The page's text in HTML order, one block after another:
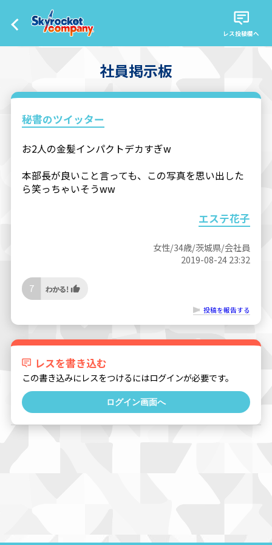
レス投稿欄へ
社員掲示板
秘書のツイッター
お2人の金髪インパクトデカすぎw
本部長が良いこと言っても、この写真を思い出した
ら笑っちゃいそうww
エステ花子
女性/34歳/茨城県/会社員
2019-08-24 23:32
7
投稿を報告する
レスを書き込む
この書き込みにレスをつけるにはログインが必要です。
ログイン画面へ